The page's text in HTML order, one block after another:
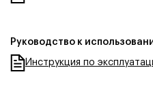
Руководство к
Инструкция по